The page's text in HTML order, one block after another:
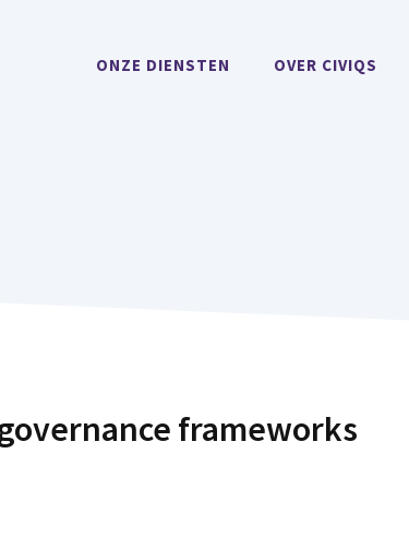
ONZE DIENSTEN OVER CIVIQS
frameworks